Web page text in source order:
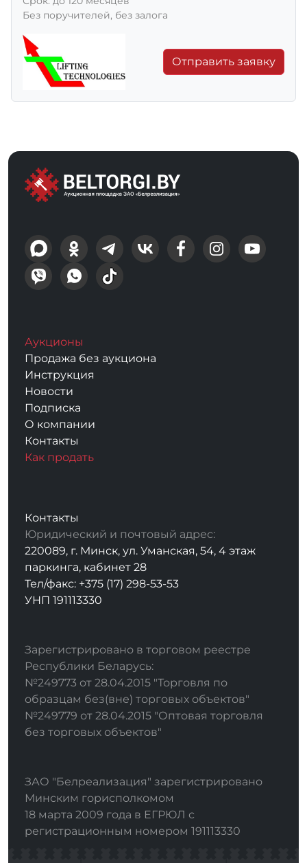
Без поручителей, без залога
Отправить заявку
Аукционы
Продажа без аукциона
Инструкция
Новости
Подписка
О компании
Контакты
Как продать
Контакты
Юридический и почтовый адрес:
220089, г. Минск, ул. Уманская, 54, 4 этаж
паркинга, кабинет 28
Тел/факс: +375 (17) 298-53-53
УНП 191113330
Зарегистрировано в торговом реестре
Республики Беларусь:
№249773 от 28.04.2015 "Торговля по
образцам без(вне) торговых объектов"
№249779 от 28.04.2015 "Оптовая торговля
без торговых объектов"
ЗАО "Белреализация" зарегистрировано
Минским горисполкомом
18 марта 2009 года в ЕГРЮЛ с
регистрационным номером 191113330